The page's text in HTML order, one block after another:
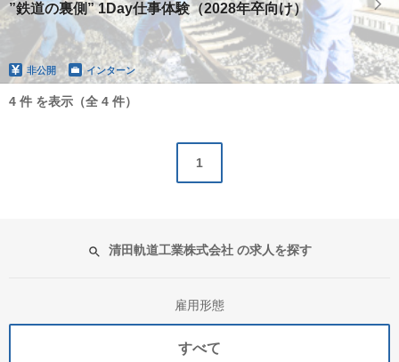
”鉄道の裏側” 1Day仕事体験（2028年卒向け）
非公開 インターン
4 件 を表示（全 4 件）
1
清田軌道工業株式会社 の求人を探す
雇用形態
すべて